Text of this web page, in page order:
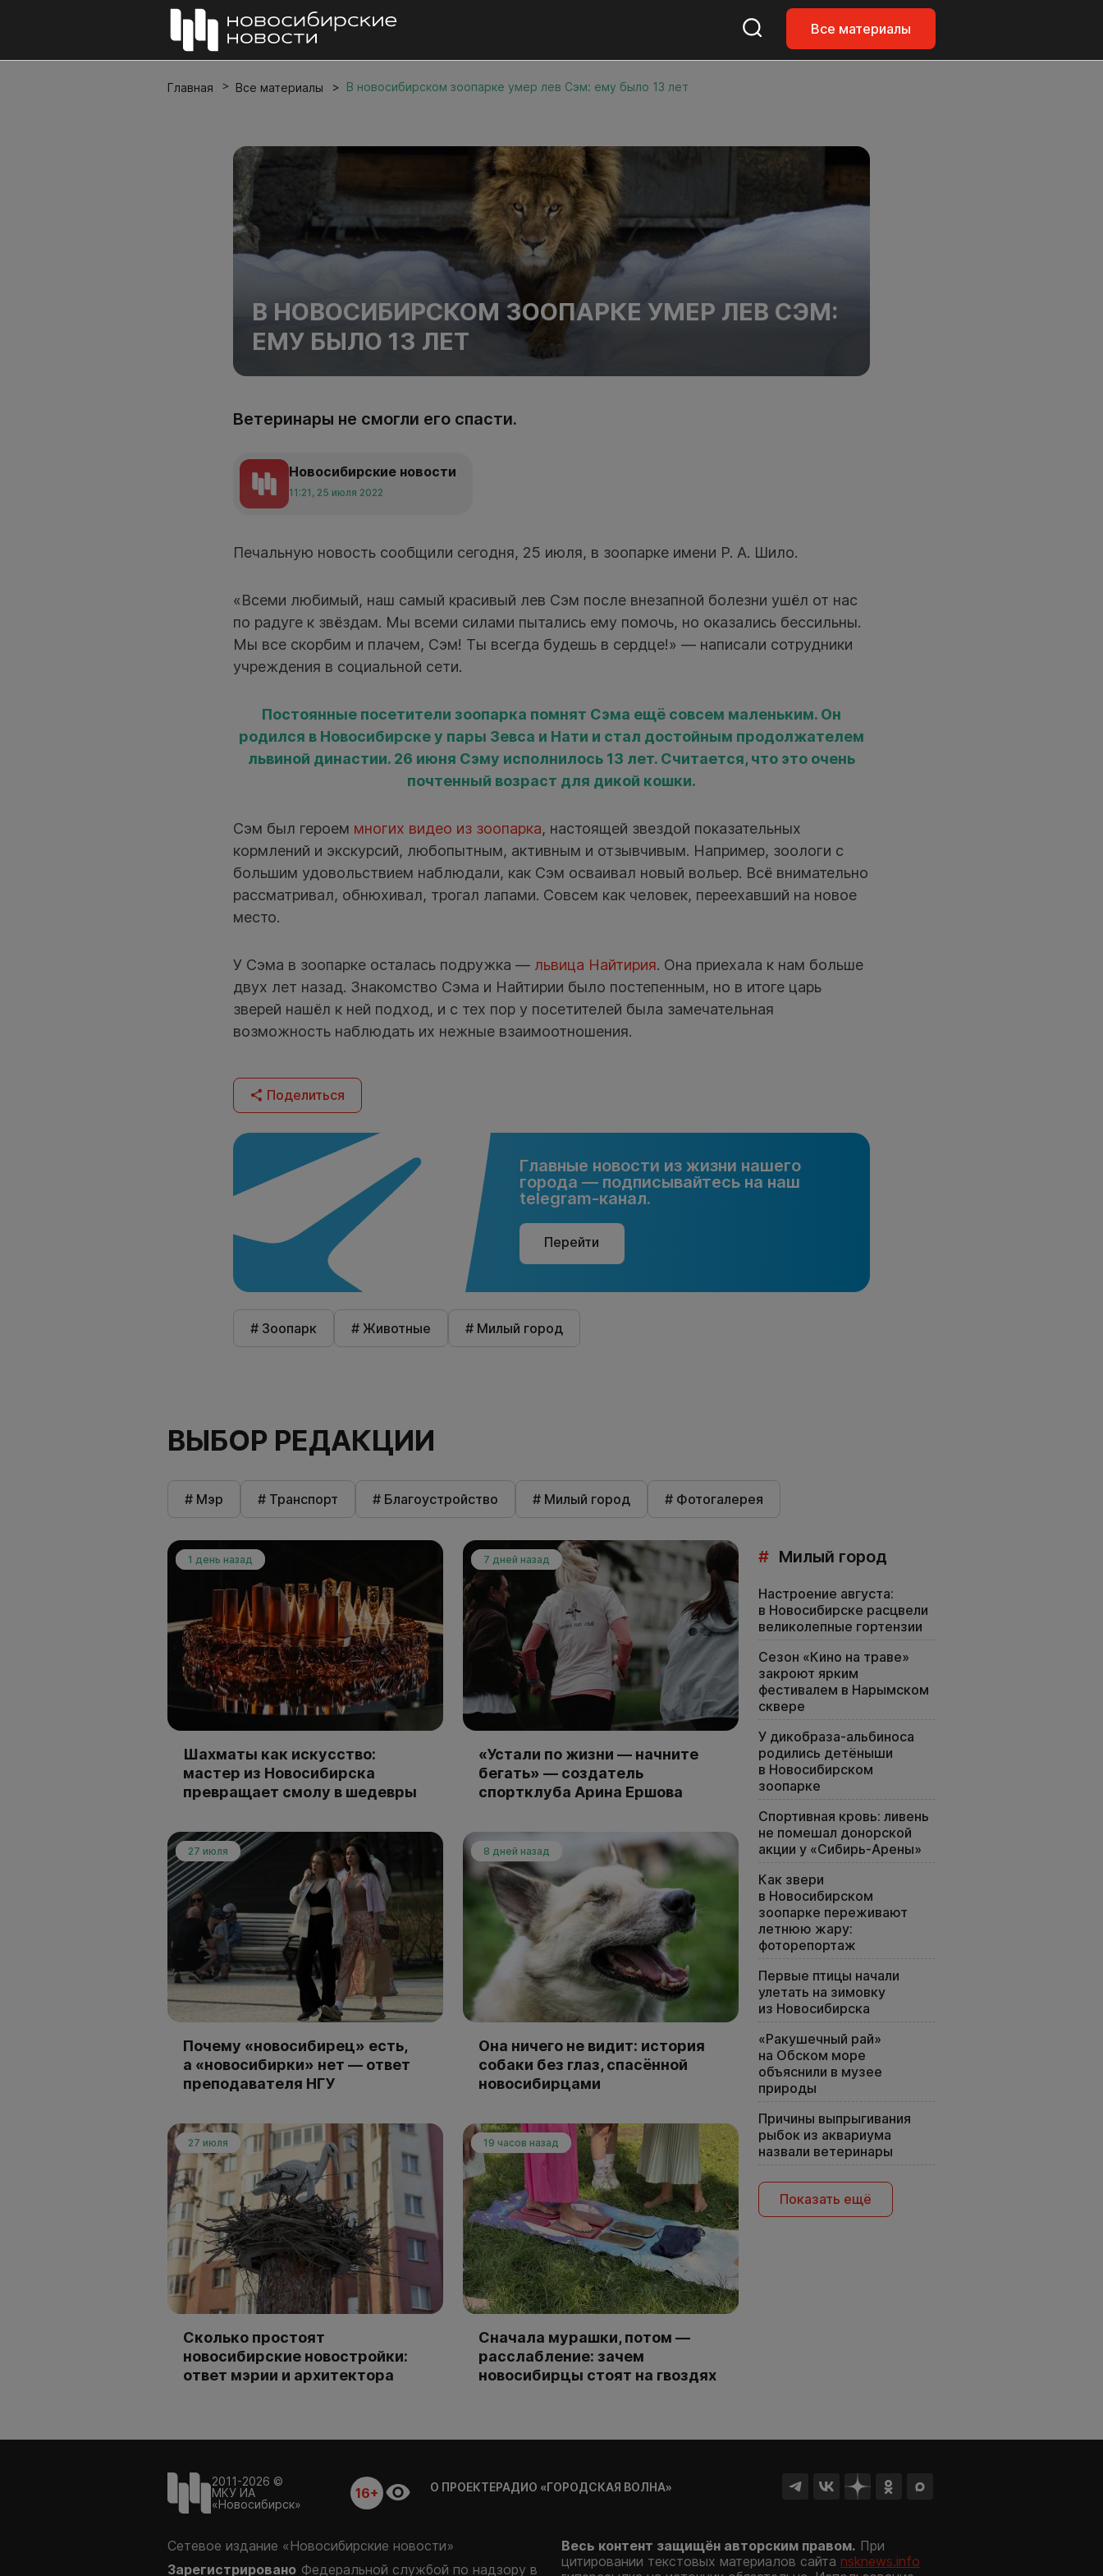
Все материалы
Главная Все материалы В новосибирском зоопарке умер лев Сэм: ему было 13 лет
В НОВОСИБИРСКОМ ЗООПАРКЕ УМЕР ЛЕВ СЭМ:
ЕМУ БЫЛО 13 ЛЕТ
Ветеринары не смогли его спасти.
Новосибирские новости
11:21, 25 июля 2022
Печальную новость сообщили сегодня, 25 июля, в зоопарке имени Р. А. Шило.
«Всеми любимый, наш самый красивый лев Сэм после внезапной болезни ушёл от нас
по радуге к звёздам. Мы всеми силами пытались ему помочь, но оказались бессильны.
Мы все скорбим и плачем, Сэм! Ты всегда будешь в сердце!» — написали сотрудники
учреждения в социальной сети.
Постоянные посетители зоопарка помнят Сэма ещё совсем маленьким. Он
родился в Новосибирске у пары Зевса и Нати и стал достойным продолжателем
львиной династии. 26 июня Сэму исполнилось 13 лет. Считается, что это очень
почтенный возраст для дикой кошки.
Сэм был героем многих видео из зоопарка, настоящей звездой показательных
кормлений и экскурсий, любопытным, активным и отзывчивым. Например, зоологи с
большим удовольствием наблюдали, как Сэм осваивал новый вольер. Всё внимательно
рассматривал, обнюхивал, трогал лапами. Совсем как человек, переехавший на новое
место.
У Сэма в зоопарке осталась подружка — львица Найтирия. Она приехала к нам больше
двух лет назад. Знакомство Сэма и Найтирии было постепенным, но в итоге царь
зверей нашёл к ней подход, и с тех пор у посетителей была замечательная
возможность наблюдать их нежные взаимоотношения.
Поделиться
Главные новости из жизни нашего
города — подписывайтесь на наш
telegram-канал.
Перейти
# Зоопарк # Животные # Милый город
ВЫБОР РЕДАКЦИИ
# Мэр # Транспорт # Благоустройство # Милый город # Фотогалерея
1 день назад
Шахматы как искусство:
мастер из Новосибирска
превращает смолу в шедевры
7 дней назад
«Устали по жизни — начните
бегать» — создатель
спортклуба Арина Ершова
27 июля
Почему «новосибирец» есть,
а «новосибирки» нет — ответ
преподавателя НГУ
8 дней назад
Она ничего не видит: история
собаки без глаз, спасённой
новосибирцами
27 июля
Сколько простоят
новосибирские новостройки:
ответ мэрии и архитектора
19 часов назад
Сначала мурашки, потом —
расслабление: зачем
новосибирцы стоят на гвоздях
# Милый город
Настроение августа:
в Новосибирске расцвели
великолепные гортензии
Сезон «Кино на траве»
закроют ярким
фестивалем в Нарымском
сквере
У дикобраза-альбиноса
родились детёныши
в Новосибирском
зоопарке
Спортивная кровь: ливень
не помешал донорской
акции у «Сибирь-Арены»
Как звери
в Новосибирском
зоопарке переживают
летнюю жару:
фоторепортаж
Первые птицы начали
улетать на зимовку
из Новосибирска
«Ракушечный рай»
на Обском море
объяснили в музее
природы
Причины выпрыгивания
рыбок из аквариума
назвали ветеринары
Показать ещё
2011-2026 ©
МКУ ИА
«Новосибирск»
16+ О ПРОЕКТЕРАДИО «ГОРОДСКАЯ ВОЛНА»
Сетевое издание «Новосибирские новости»
Зарегистрировано Федеральной службой по надзору в
Весь контент защищён авторским правом. При
цитировании текстовых материалов сайта nsknews.info